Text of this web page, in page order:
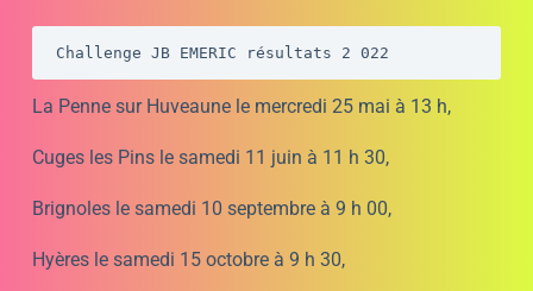
Classement général après 1 course pour